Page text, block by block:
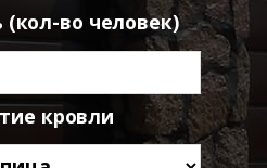
(кол-во человек)
кровли